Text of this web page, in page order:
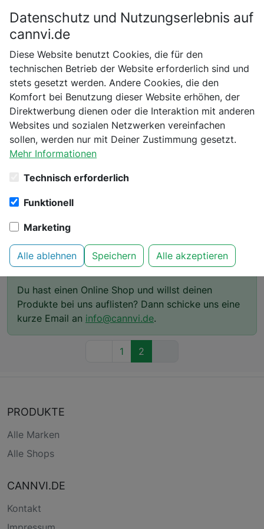
Vaporizer
42 Produkte aus Kategorie
Vaporizer gefunden
Vaping Bedarf
Es tut uns Leid. Leider konnten wir zu deiner Suche
noch keine Produkte finden. Vielleicht könnten dich
Growbedarf
Du hast einen Online Shop und willst deinen
Produkte bei uns auflisten? Dann schicke uns eine
kurze Email an info@cannvi.de.
1 2
PRODUKTE
Alle Marken
Alle Shops
CANNVI.DE
Kontakt
Bitte bestätige dein Alter
Bist du schon 18 Jahre alt?
Nein Ja
Datenschutz und Nutzungserlebnis auf
cannvi.de
Diese Website benutzt Cookies, die für den
technischen Betrieb der Website erforderlich sind und
stets gesetzt werden. Andere Cookies, die den
Komfort bei Benutzung dieser Website erhöhen, der
Direktwerbung dienen oder die Interaktion mit anderen
Websites und sozialen Netzwerken vereinfachen
sollen, werden nur mit Deiner Zustimmung gesetzt.
Mehr Informationen
Technisch erforderlich
Funktionell
Marketing
Alle ablehnen Speichern Alle akzeptieren